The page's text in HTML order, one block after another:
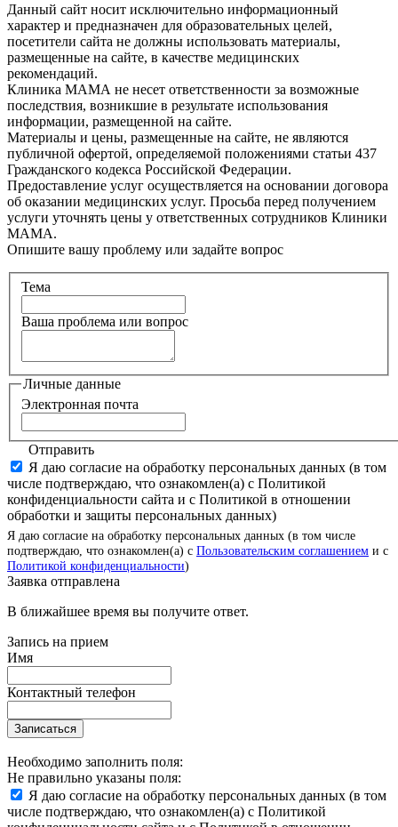
Данный сайт носит исключительно информационный
характер и предназначен для образовательных целей,
посетители сайта не должны использовать материалы,
размещенные на сайте, в качестве медицинских
рекомендаций.
Клиника МАМА не несет ответственности за возможные
последствия, возникшие в результате использования
информации, размещенной на сайте.
Материалы и цены, размещенные на сайте, не являются
публичной офертой, определяемой положениями статьи 437
Гражданского кодекса Российской Федерации.
Предоставление услуг осуществляется на основании договора
об оказании медицинских услуг. Просьба перед получением
услуги уточнять цены у ответственных сотрудников Клиники
МАМА.
Опишите вашу проблему или задайте вопрос
Тема
Ваша проблема или вопрос
Личные данные
Электронная почта
Отправить
Я даю согласие на обработку персональных данных (в том
числе подтверждаю, что ознакомлен(а) с Политикой
конфиденциальности сайта и с Политикой в отношении
обработки и защиты персональных данных)
Я даю согласие на обработку персональных данных (в том числе
подтверждаю, что ознакомлен(а) с Пользовательским соглашением и с
Политикой конфиденциальности)
Заявка отправлена
В ближайшее время вы получите ответ.
Запись на прием
Имя
Контактный телефон
Записаться
Необходимо заполнить поля:
Не правильно указаны поля:
Я даю согласие на обработку персональных данных (в том
числе подтверждаю, что ознакомлен(а) с Политикой